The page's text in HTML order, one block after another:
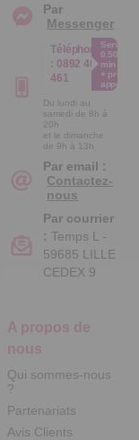
A propos de
nous
Qui sommes-nous
?
Partenariats
Avis Clients
Par
Messenger
Téléphone
: 0892 461
461
Service
0.50€ /
min
+ prix
appel
Du lundi au
samedi de 8h à
20h
et le dimanche
de 9h à 13h
Par email :
Contactez-
nous
Par courrier
: Temps L -
59685 LILLE
CEDEX 9